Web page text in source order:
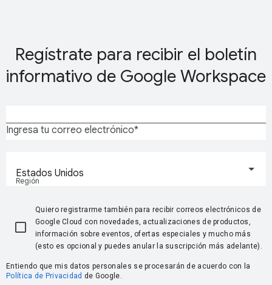
Regístrate para recibir el boletín
informativo de Google Workspace
Ingresa tu correo electrónico
Región
Estados Unidos
Quiero registrarme también para recibir correos electrónicos de
Google Cloud con novedades, actualizaciones de productos,
información sobre eventos, ofertas especiales y mucho más
(esto es opcional y puedes anular la suscripción más adelante).
Entiendo que mis datos personales se procesarán de acuerdo con la
Política de Privacidad de Google.